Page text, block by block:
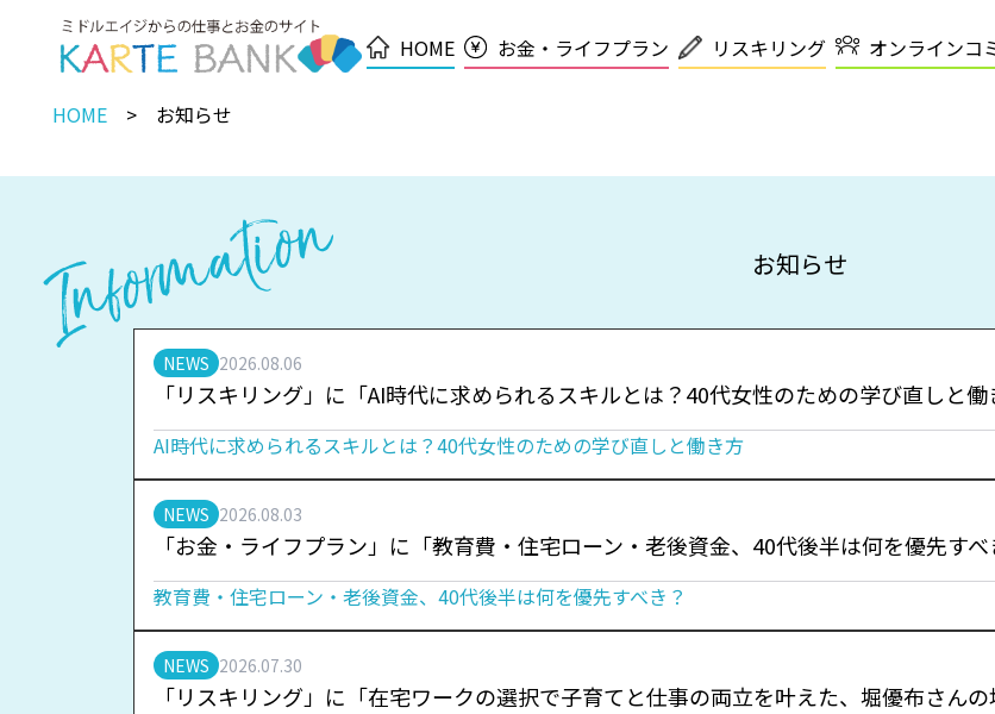
HOME お金・ライフプラン リスキリング オンラインコ
HOME お知らせ
お知らせ
NEWS 2026.08.06
「リスキリング」に「AI時代に求められるスキルとは？40代女性のための学び直しと働
AI時代に求められるスキルとは？40代女性のための学び直しと働き方
NEWS 2026.08.03
「お金・ライフプラン」に「教育費・住宅ローン・老後資金、40代後半は何を優先すべ
教育費・住宅ローン・老後資金、40代後半は何を優先すべき？
NEWS 2026.07.30
「リスキリング」に「在宅ワークの選択で子育てと仕事の両立を叶えた、堀優布さん